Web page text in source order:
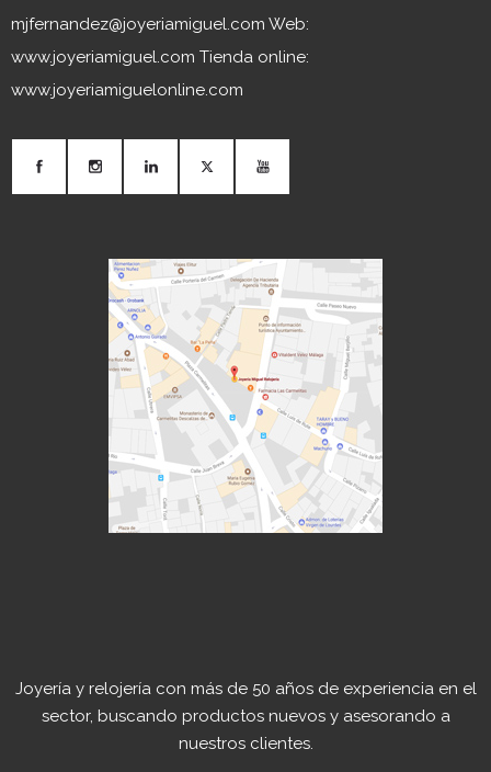
mjfernandez@joyeriamiguel.com Web:
www.joyeriamiguel.com Tienda online:
www.joyeriamiguelonline.com
Joyería y relojería con más de 50 años de experiencia en el
sector, buscando productos nuevos y asesorando a
nuestros clientes.